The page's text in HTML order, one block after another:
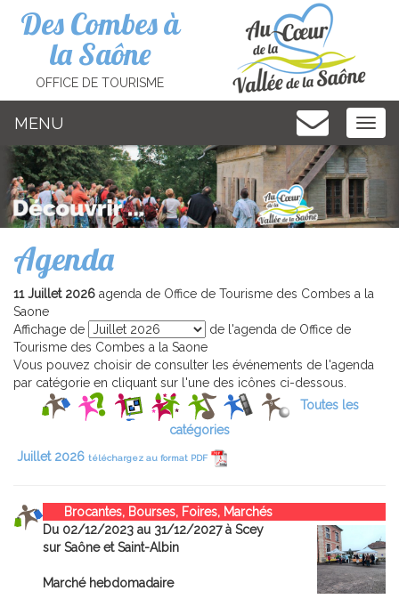
Des Combes à
la Saône
OFFICE DE TOURISME
MENU
Agenda
11 Juillet 2026 agenda de Office de Tourisme des Combes a la
Saone
Affichage de
de l'agenda de Office de
Tourisme des Combes a la Saone
Vous pouvez choisir de consulter les événements de l'agenda
par catégorie en cliquant sur l'une des icônes ci-dessous.
Toutes les
catégories
Juillet 2026 téléchargez au format PDF
Brocantes, Bourses, Foires, Marchés
Du 02/12/2023 au 31/12/2027 à Scey
sur Saône et Saint-Albin
Marché hebdomadaire